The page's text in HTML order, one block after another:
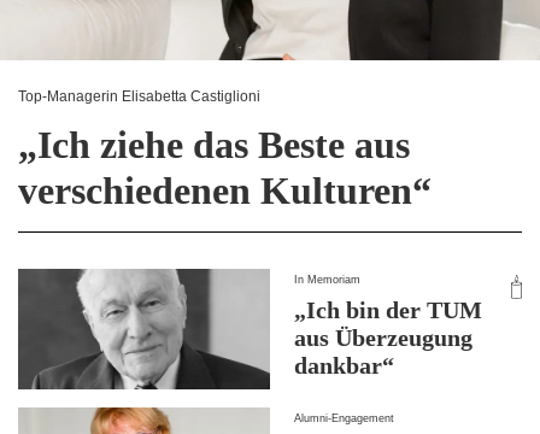
Top-Managerin Elisabetta Castiglioni
„Ich ziehe das Beste aus
verschiedenen Kulturen“
In Memoriam
„Ich bin der TUM
aus Überzeugung
dankbar“
Alumni-Engagement